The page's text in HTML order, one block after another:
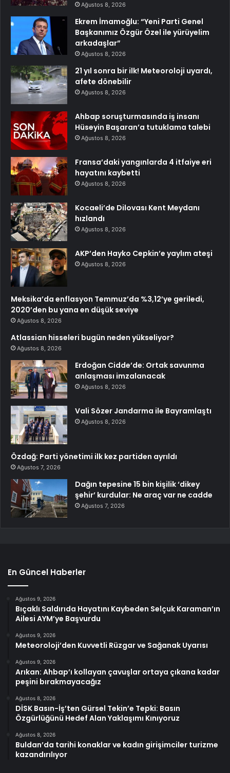
Ağustos 8, 2026
Ekrem İmamoğlu: “Yeni Parti Genel
Başkanımız Özgür Özel ile yürüyelim
arkadaşlar”
Ağustos 8, 2026
21 yıl sonra bir ilk! Meteoroloji uyardı,
afete dönebilir
Ağustos 8, 2026
Ahbap soruşturmasında iş insanı
Hüseyin Başaran’a tutuklama talebi
Ağustos 8, 2026
Fransa’daki yangınlarda 4 itfaiye eri
hayatını kaybetti
Ağustos 8, 2026
Kocaeli’de Dilovası Kent Meydanı
hızlandı
Ağustos 8, 2026
AKP’den Hayko Cepkin’e yaylım ateşi
Ağustos 8, 2026
Meksika’da enflasyon Temmuz’da %3,12’ye geriledi,
2020’den bu yana en düşük seviye
Ağustos 8, 2026
Atlassian hisseleri bugün neden yükseliyor?
Ağustos 8, 2026
Erdoğan Cidde’de: Ortak savunma
anlaşması imzalanacak
Ağustos 8, 2026
Vali Sözer Jandarma ile Bayramlaştı
Ağustos 8, 2026
Özdağ: Parti yönetimi ilk kez partiden ayrıldı
Ağustos 7, 2026
Dağın tepesine 15 bin kişilik ‘dikey
şehir’ kurdular: Ne araç var ne cadde
Ağustos 7, 2026
En Güncel Haberler
Ağustos 9, 2026
Bıçaklı Saldırıda Hayatını Kaybeden Selçuk Karaman’ın
Ailesi AYM’ye Başvurdu
Ağustos 9, 2026
Meteoroloji’den Kuvvetli Rüzgar ve Sağanak Uyarısı
Ağustos 9, 2026
Arıkan: Ahbap’ı kollayan çavuşlar ortaya çıkana kadar
peşini bırakmayacağız
Ağustos 8, 2026
DİSK Basın-İş’ten Gürsel Tekin’e Tepki: Basın
Özgürlüğünü Hedef Alan Yaklaşımı Kınıyoruz
Ağustos 8, 2026
Buldan’da tarihi konaklar ve kadın girişimciler turizme
kazandırılıyor